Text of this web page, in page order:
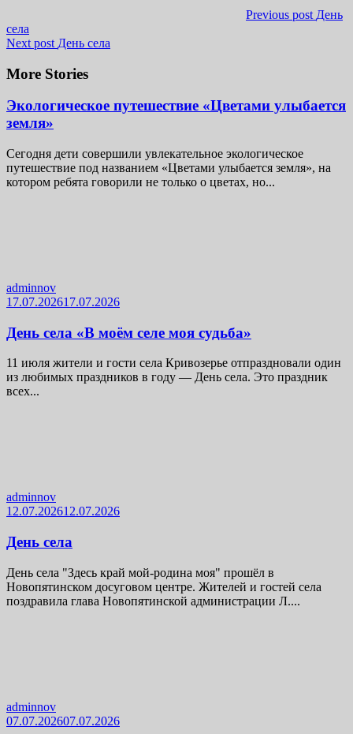
Previous post День
села
Next post День села
More Stories
Экологическое путешествие «Цветами улыбается
земля»
Сегодня дети совершили увлекательное экологическое
путешествие под названием «Цветами улыбается земля», на
котором ребята говорили не только о цветах, но...
adminnov
17.07.202617.07.2026
День села «В моём селе моя судьба»
11 июля жители и гости села Кривозерье отпраздновали один
из любимых праздников в году — День села. Это праздник
всех...
adminnov
12.07.202612.07.2026
День села
День села "Здесь край мой-родина моя" прошёл в
Новопятинском досуговом центре. Жителей и гостей села
поздравила глава Новопятинской администрации Л....
adminnov
07.07.202607.07.2026